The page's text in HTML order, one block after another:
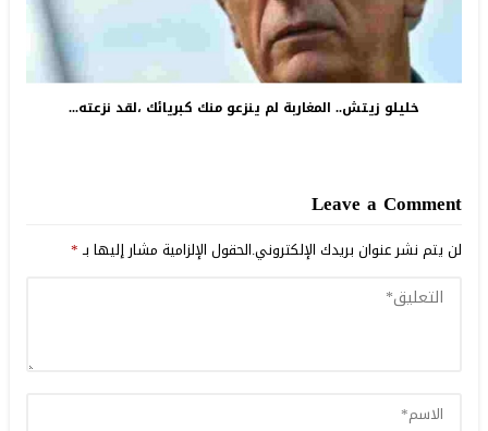
خليلو زيتش.. المغاربة لم ينزعو منك كبريائك ،لقد نزعته...
Leave a Comment
لن يتم نشر عنوان بريدك الإلكتروني.الحقول الإلزامية مشار إليها بـ*